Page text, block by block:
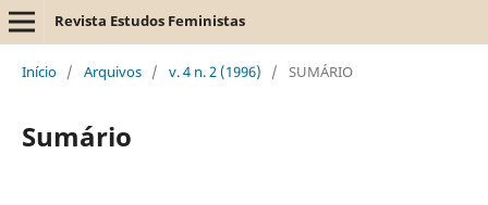
Revista Estudos Feministas
Início / Arquivos / v. 4 n. 2 (1996) / SUMÁRIO
Sumário